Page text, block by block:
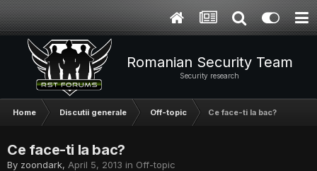
Romanian Security Team
Security research
Home Discutii generale Off-topic Ce face-ti la bac?
Ce face-ti la bac?
By zoondark, April 5, 2013 in Off-topic